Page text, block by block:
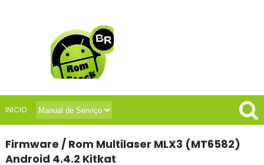
INICIO
Firmware / Rom Multilaser MLX3 (MT6582)
Android 4.4.2 Kitkat